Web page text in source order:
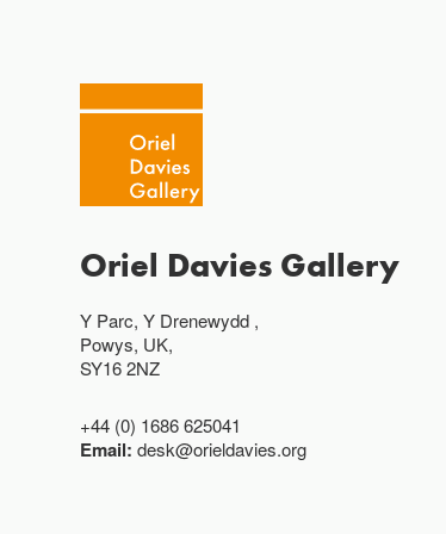
Oriel Davies Gallery
Y Parc, Y Drenewydd ,
Powys, UK,
SY16 2NZ
+44 (0) 1686 625041
Email:desk@orieldavies.org